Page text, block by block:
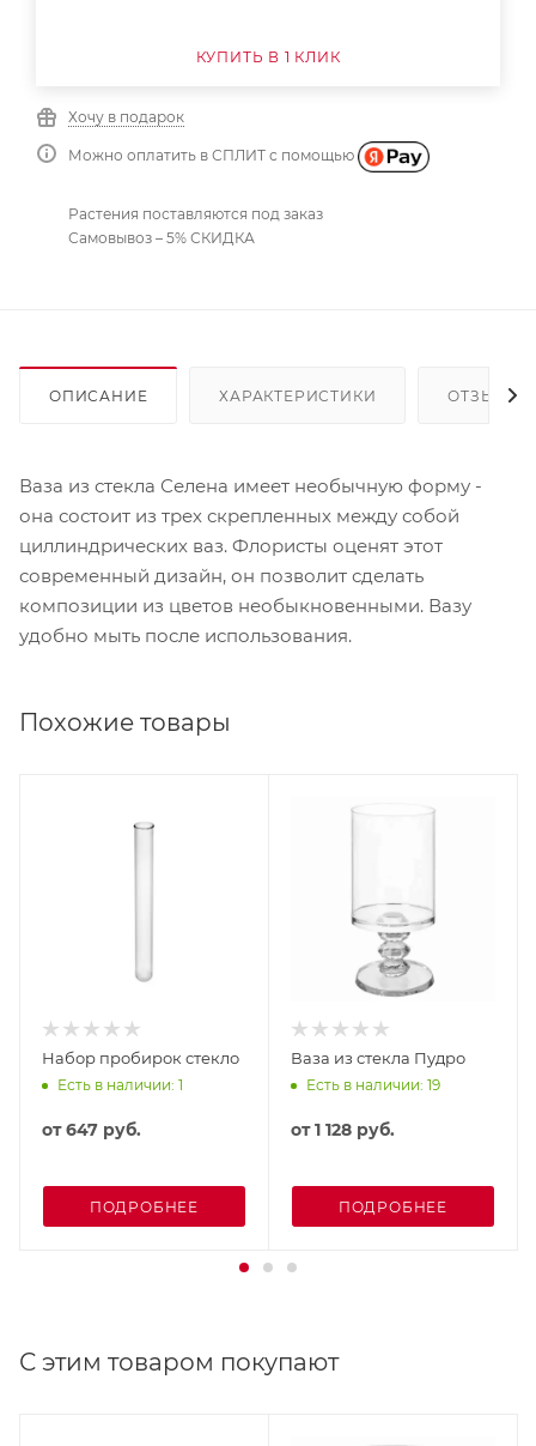
КУПИТЬ В 1 КЛИК
Хочу в подарок
Можно оплатить в СПЛИТ с помощью
Растения поставляются под заказ
Самовывоз – 5% СКИДКА
ОПИСАНИЕ ХАРАКТЕРИСТИКИ ОТЗЫВЫ
Ваза из стекла Селена имеет необычную форму -
она состоит из трех скрепленных между собой
циллиндрических ваз. Флористы оценят этот
современный дизайн, он позволит сделать
композиции из цветов необыкновенными. Вазу
удобно мыть после использования.
Похожие товары
Набор пробирок стекло
Есть в наличии: 1
от647 руб.
ПОДРОБНЕЕ
Ваза из стекла Пудро
Есть в наличии: 19
от1 128 руб.
ПОДРОБНЕЕ
С этим товаром покупают